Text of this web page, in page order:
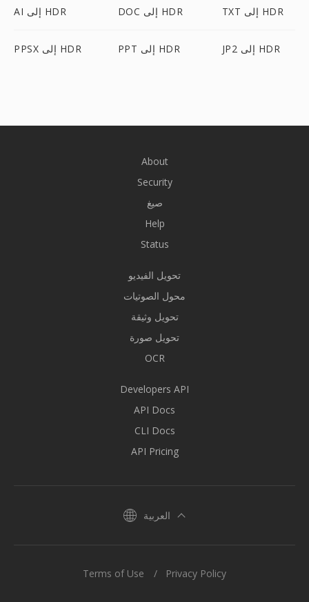
AI إلى HDR DOC إلى HDR TXT إلى HDR
PPSX إلى HDR PPT إلى HDR JP2 إلى HDR
About
Security
صيغ
Help
Status
تحويل الفيديو
محول الصوتيات
تحويل وثيقة
تحويل صورة
OCR
Developers API
API Docs
CLI Docs
API Pricing
العربية
Terms of Use Privacy Policy